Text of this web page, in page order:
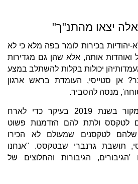
יצאו מהתנ"ך"
יהודיות בכירות לומר בפה מלא כי לא
ואוהדות אותה, אלא שהן גם מגדירות
יכולות בקלות להשתלב במצע
אן סטייסי, העומדת בראש ארגון
מנסה להסביר.
"הארגון שלנו הוקם במקור בשנת 2019 בעיקר כדי לארח
לטקסס ולתת להם הזדמנות פשוט
לטקסנים שמעולם לא הכירו
תושבת גרנברי שבטקסס. "אנחנו
'הגיבורים, הגיבורות והחלוצים של